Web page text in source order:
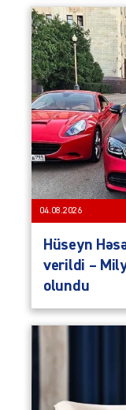
04.08.2026
Hüseyn
verildi –
olundu